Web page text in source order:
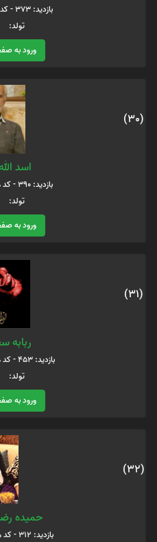
بازدید: 373 - کد متوفی: 40910
تولد:
ورود به
(30)
اسد
بازدید: 390 - کد متوفی: 40984
تولد:
ورود به
(31)
ربابه
بازدید: 453 - کد متوفی: 42282
تولد:
ورود به
(32)
حمیده
بازدید: 312 - کد متوفی: 42799